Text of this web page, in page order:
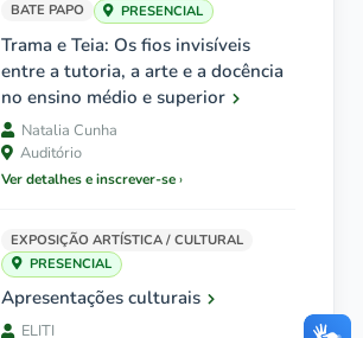
BATE PAPO PRESENCIAL
Trama e Teia: Os fios invisíveis
entre a tutoria, a arte e a docência
no ensino médio e superior
Natalia Cunha
Auditório
Ver detalhes e inscrever-se
EXPOSIÇÃO ARTÍSTICA / CULTURAL
PRESENCIAL
Apresentações culturais
ELITI